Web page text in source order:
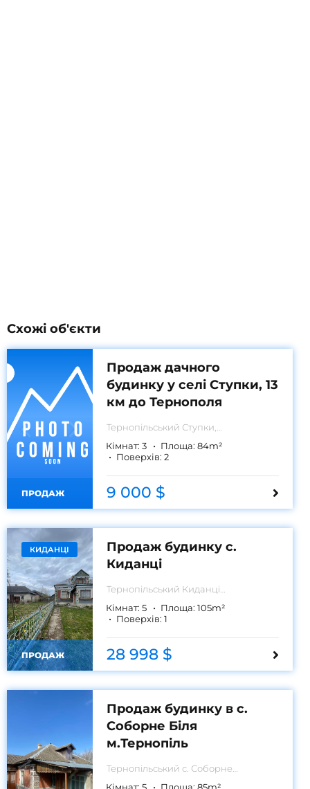
Схожі об'єкти
ПРОДАЖ
Продаж дачного
будинку у селі Ступки, 13
км до Тернополя
Тернопільський Ступки,
Кімнат: 3 Площа: 84m²
Поверхів: 2
9 000 $
КИДАНЦІ
ПРОДАЖ
Продаж будинку с.
Киданці
Тернопільський Киданці
Кімнат: 5 Площа: 105m²
Поверхів: 1
28 998 $
Продаж будинку в с.
Соборне Біля
м.Тернопіль
Тернопільський с. Соборне